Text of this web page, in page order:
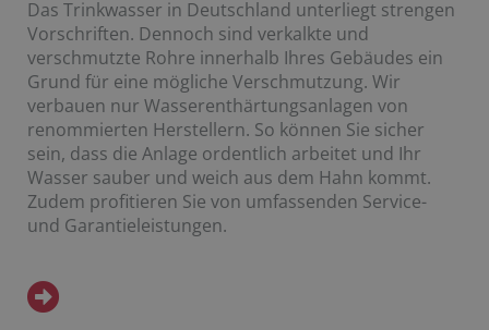
Das Trinkwasser in Deutschland unterliegt strengen
Vorschriften. Dennoch sind verkalkte und
verschmutzte Rohre innerhalb Ihres Gebäudes ein
Grund für eine mögliche Verschmutzung. Wir
verbauen nur Wasserenthärtungsanlagen von
renommierten Herstellern. So können Sie sicher
sein, dass die Anlage ordentlich arbeitet und Ihr
Wasser sauber und weich aus dem Hahn kommt.
Zudem profitieren Sie von umfassenden Service-
und Garantieleistungen.